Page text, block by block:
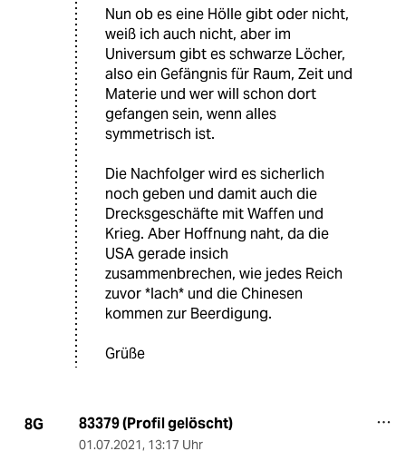
Nun ob es eine Hölle gibt oder nicht,
weiß ich auch nicht, aber im
Universum gibt es schwarze Löcher,
also ein Gefängnis für Raum, Zeit und
Materie und wer will schon dort
gefangen sein, wenn alles
symmetrisch ist.
Die Nachfolger wird es sicherlich
noch geben und damit auch die
Drecksgeschäfte mit Waffen und
Krieg. Aber Hoffnung naht, da die
USA gerade insich
zusammenbrechen, wie jedes Reich
zuvor *lach* und die Chinesen
kommen zur Beerdigung.
Grüße
8G 83379 (Profil gelöscht)
01.07.2021, 13:17 Uhr